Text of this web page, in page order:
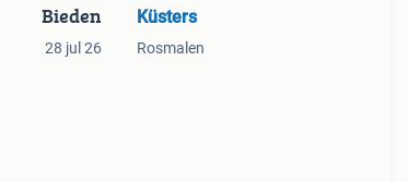
Bieden
28 jul 26
Küsters
Rosmalen